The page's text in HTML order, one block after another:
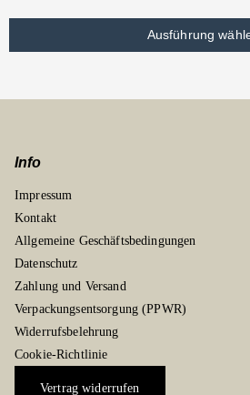
Ausführung
Info
Impressum
Kontakt
Allgemeine Geschäftsbedingungen
Datenschutz
Zahlung und Versand
Verpackungsentsorgung (PPWR)
Widerrufsbelehrung
Cookie-Richtlinie
Vertrag widerrufen